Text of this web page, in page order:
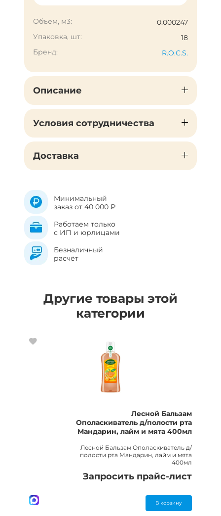
Объем, м3:
0.000247
Упаковка, шт:
18
Бренд:
R.O.C.S.
Описание
Условия сотрудничества
Доставка
Минимальный
заказ от 40 000 ₽
Работаем только
с ИП и юрлицами
Безналичный
расчёт
Другие товары этой
категории
Лесной Бальзам
Ополаскиватель д/полости рта
Мандарин, лайм и мята 400мл
Лесной Бальзам Ополаскиватель д/
полости рта Мандарин, лайм и мята
400мл
Запросить прайс-лист
В корзину